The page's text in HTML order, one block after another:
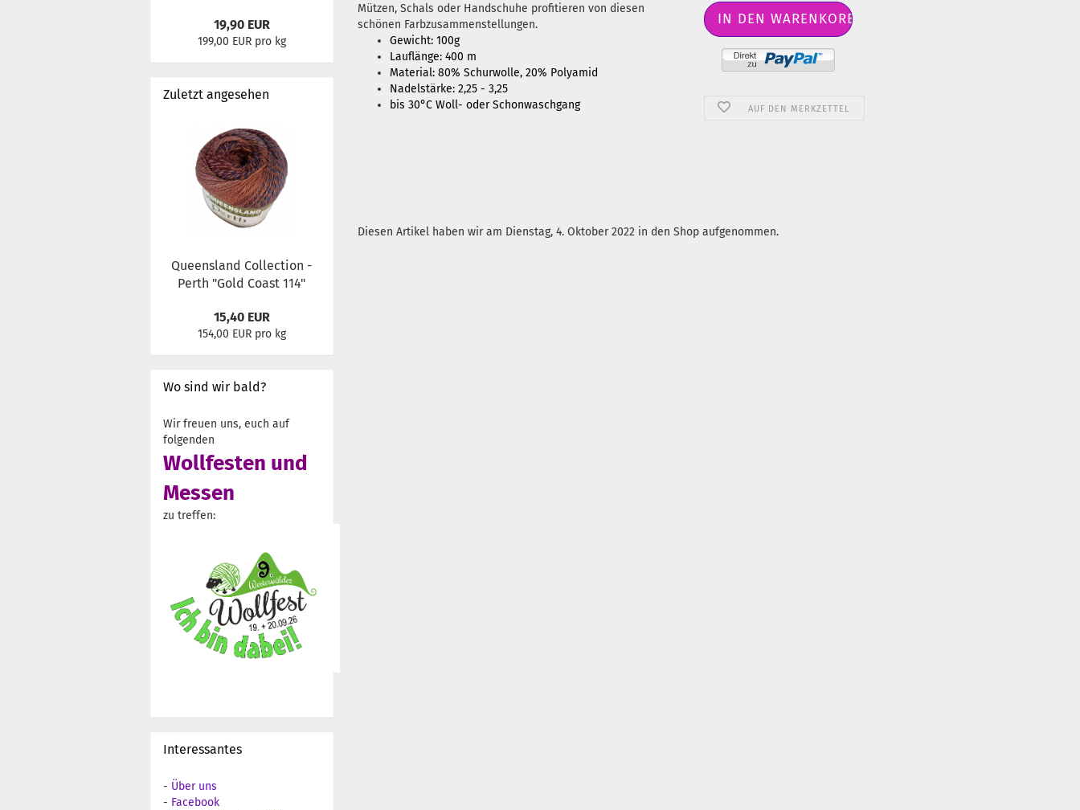
AUF DEN MERKZETTEL
Mützen, Schals oder Handschuhe profitieren von diesen
schönen Farbzusammenstellungen.
Gewicht: 100g
Lauflänge: 400 m
Material: 80% Schurwolle, 20% Polyamid
Nadelstärke: 2,25 - 3,25
bis 30°C Woll- oder Schonwaschgang
Diesen Artikel haben wir am Dienstag, 4. Oktober 2022 in den Shop aufgenommen.
19,90 EUR
199,00 EUR pro kg
Zuletzt angesehen
Queensland Collection -
Perth "Gold Coast 114"
15,40 EUR
154,00 EUR pro kg
Wo sind wir bald?
Wir freuen uns, euch auf
folgenden
Wollfesten und
Messen
zu treffen:
Interessantes
- Über uns
- Facebook